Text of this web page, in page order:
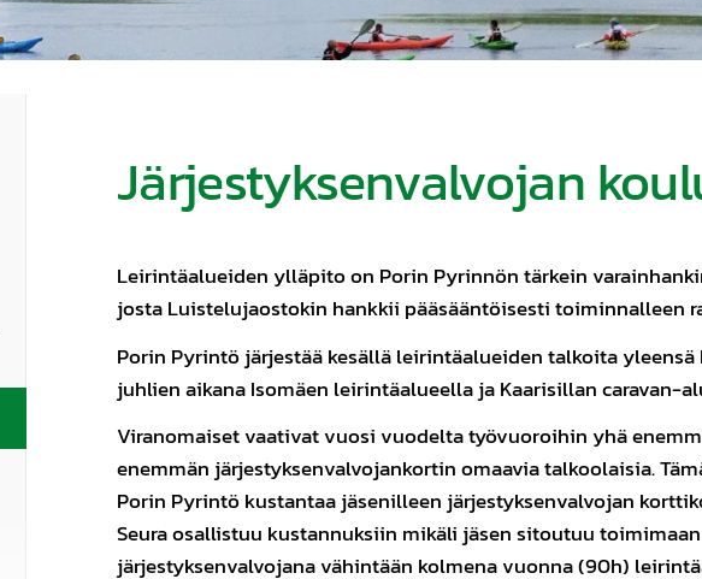
Järjestyksenvalvojan
Leirintäalueiden ylläpito on Porin Pyrinnön tärkein
josta Luistelujaostokin hankkii pääsääntöisesti toiminnalleen
Porin Pyrintö järjestää kesällä leirintäalueiden talkoita yleensä
juhlien aikana Isomäen leirintäalueella ja Kaarisillan caravan-
Viranomaiset vaativat vuosi vuodelta työvuoroihin yhä
enemmän järjestyksenvalvojankortin omaavia talkoolaisia.
Porin Pyrintö kustantaa jäsenilleen järjestyksenvalvojan
Seura osallistuu kustannuksiin mikäli jäsen sitoutuu toimimaan
järjestyksenvalvojana vähintään kolmena vuonna (90h)